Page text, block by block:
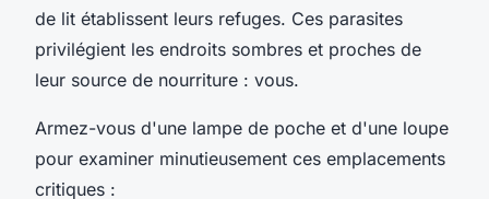
de lit établissent leurs refuges. Ces parasites
privilégient les endroits sombres et proches de
leur source de nourriture : vous.
Armez-vous d'une lampe de poche et d'une loupe
pour examiner minutieusement ces emplacements
critiques :